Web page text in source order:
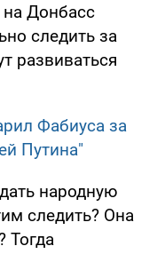
на Донбасс
следить за
развиваться
Фабиуса за
Путина"
народную
следить? Она
Тогда